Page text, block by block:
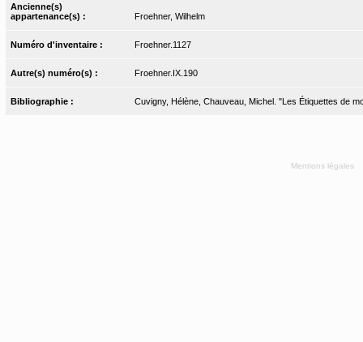
Ancienne(s)
appartenance(s) :
Froehner, Wilhelm
Numéro d'inventaire : Froehner.1127
Autre(s) numéro(s) : Froehner.IX.190
Bibliographie : Cuvigny, Hélène, Chauveau, Michel. "Les Étiquettes de
Mentions légales